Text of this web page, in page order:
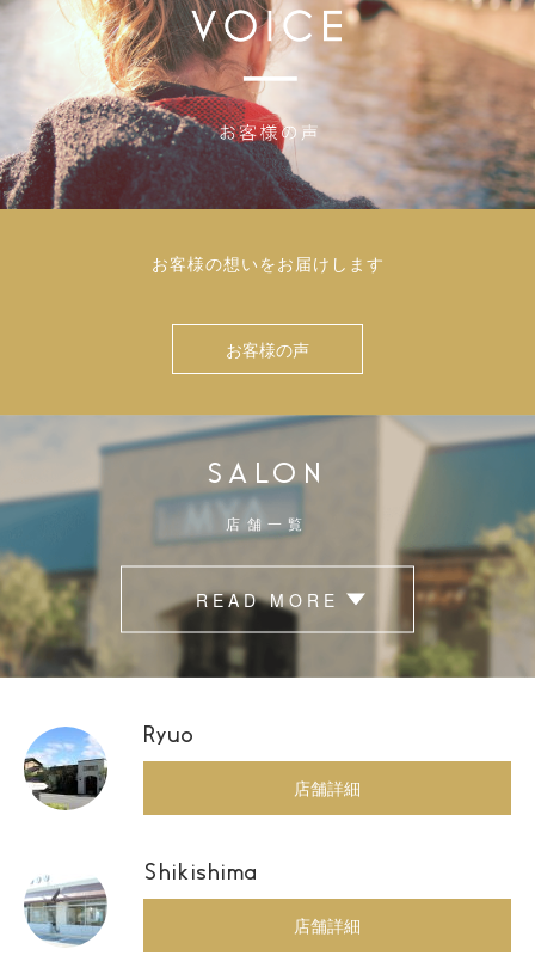
お客様の想いをお届けします
お客様の声
SALON
店舗一覧
READ MORE
Ryuo
店舗詳細
Shikishima
店舗詳細